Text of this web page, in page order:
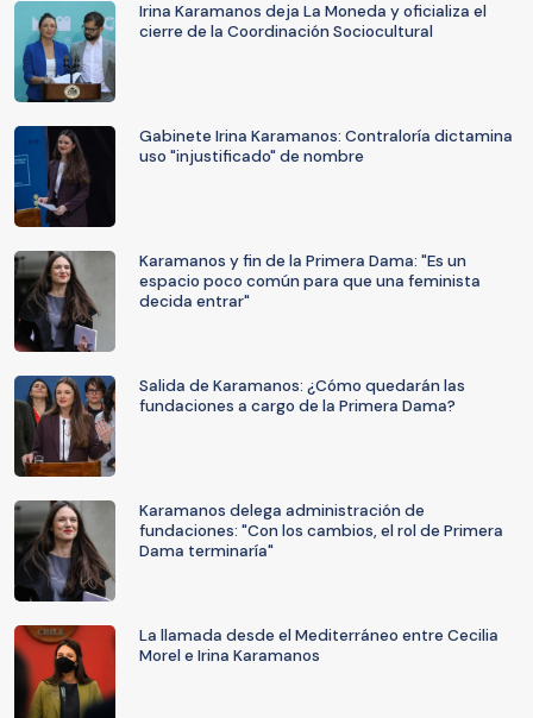
Irina Karamanos deja La Moneda y oficializa el
cierre de la Coordinación Sociocultural
Gabinete Irina Karamanos: Contraloría dictamina
uso "injustificado" de nombre
Karamanos y fin de la Primera Dama: "Es un
espacio poco común para que una feminista
decida entrar"
Salida de Karamanos: ¿Cómo quedarán las
fundaciones a cargo de la Primera Dama?
Karamanos delega administración de
fundaciones: "Con los cambios, el rol de Primera
Dama terminaría"
La llamada desde el Mediterráneo entre Cecilia
Morel e Irina Karamanos